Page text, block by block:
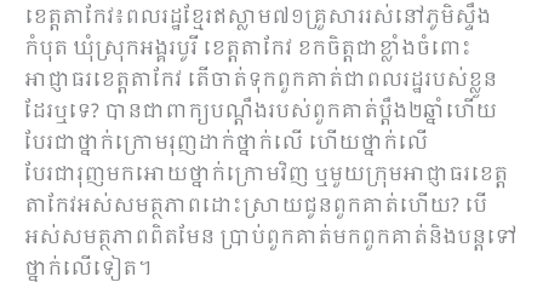
ខេត្តតាកែវ៖ពលរដ្ឋខ្មែរឥស្លាម៧១គ្រួសាររស់នៅភូមិស្ទឹង
កំបុត ឃុំស្រុកអង្គរបូរី ខេត្តតាកែវ ខកចិត្តជាខ្លាំងចំពោះ
អាជ្ញាធរខេត្តតាកែវ តើចាត់ទុកពួកគាត់ជាពលរដ្ឋរបស់ខ្លួន
ដែរឬទេ? បានជាពាក្យបណ្ដឹងរបស់ពួកគាត់ប្ដឹង២ឆ្នាំហើយ
បែរជាថ្នាក់ក្រោមរុញដាក់ថ្នាក់លើ ហើយថ្នាក់លើ
បែរជារុញមកអោយថ្នាក់ក្រោមវិញ ឬមួយក្រុមអាជ្ញាធរខេត្ត
តាកែវអស់សមត្ថភាពដោះស្រាយជូនពួកគាត់ហើយ? បើ
អស់សមត្ថភាពពិតមែន ប្រាប់ពួកគាត់មកពួកគាត់និងបន្តទៅ
ថ្នាក់លើទៀត។